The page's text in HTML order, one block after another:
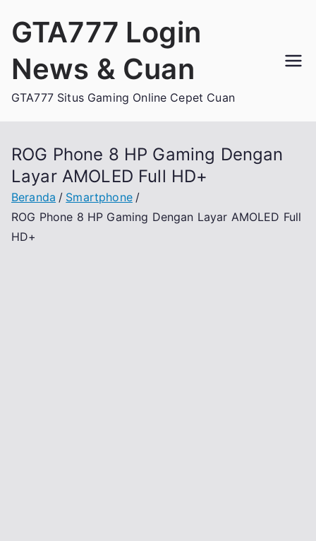
GTA777 Login
News & Cuan
GTA777 Situs Gaming Online Cepet Cuan
ROG Phone 8 HP Gaming Dengan
Layar AMOLED Full HD+
Beranda
Smartphone
ROG Phone 8 HP Gaming Dengan Layar AMOLED Full
HD+